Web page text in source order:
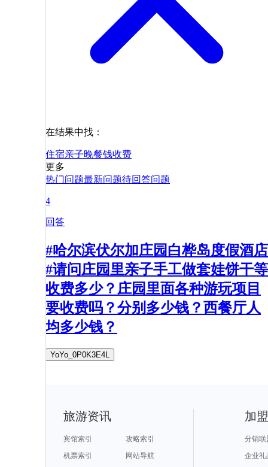
在结果中找：
住宿亲子晚餐钱收费
更多
热门问题最新问题待回答问题
4
回答
#哈尔滨伏尔加庄园白桦岛度假酒店
#请问庄园里亲子手工做套娃饼干等
收费多少？庄园里面各种游玩项目
要收费吗？分别多少钱？西餐厅人
均多少钱？
YoYo_0P0K3E4L
旅游资讯
宾馆索引
攻略索引
机票索引
网站导航
加
分销联
企业礼